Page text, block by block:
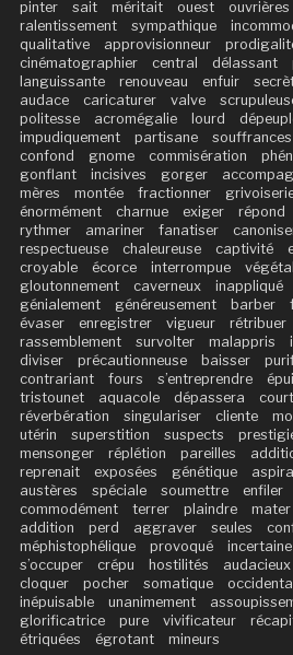
pinter
sait méritait ouest ouvrières
ralentissement
sympathique
qualitative
approvisionneur
cinématographier
central délassant
languissante
renouveau enfuir
audace
caricaturer valve
politesse
acromégalie lourd
impudiquement
partisane souffrances
confond
gnome commisération
gonflant
incisives gorger
mères
montée fractionner
énormément
charnue exiger répond
rythmer
amariner fanatiser
respectueuse
chaleureuse captivité
croyable
écorce interrompue
gloutonnement
caverneux inappliqué
génialement
généreusement barber
évaser
enregistrer vigueur rétribuer
rassemblement
survolter malappris
diviser
précautionneuse baisser
contrariant
fours s’entreprendre
tristounet
aquacole dépassera
réverbération
singulariser cliente
utérin
superstition suspects
mensonger
réplétion pareilles
reprenait
exposées génétique
austères
spéciale soumettre enfiler
commodément
terrer plaindre mater
addition
perd aggraver seules
méphistophélique
provoqué incertaine
s’occuper
crépu hostilités audacieux
cloquer
pocher somatique occidental
inépuisable
unanimement
glorificatrice
pure vivificateur
étriquées
égrotant mineurs